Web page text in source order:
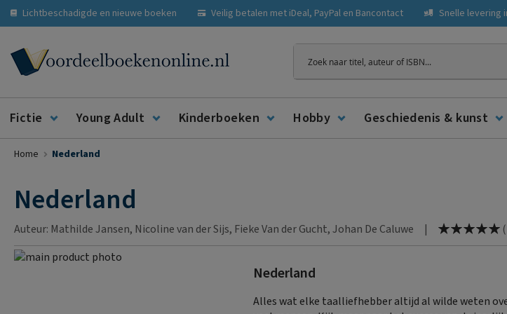
Lichtbeschadigde en nieuwe boeken Veilig betalen met iDeal, PayPal en Bancontact Snelle levering
Zoeken
Fictie Young Adult Kinderboeken Hobby Geschiedenis & kunst
Home Nederland
Nederland
Auteur: Mathilde Jansen, Nicoline van der Sijs, Fieke Van der Gucht, Johan De Caluwe |
Waardering:
% of100
(
Ga
Nederland
Alles wat elke taalliefhebber altijd al wilde weten